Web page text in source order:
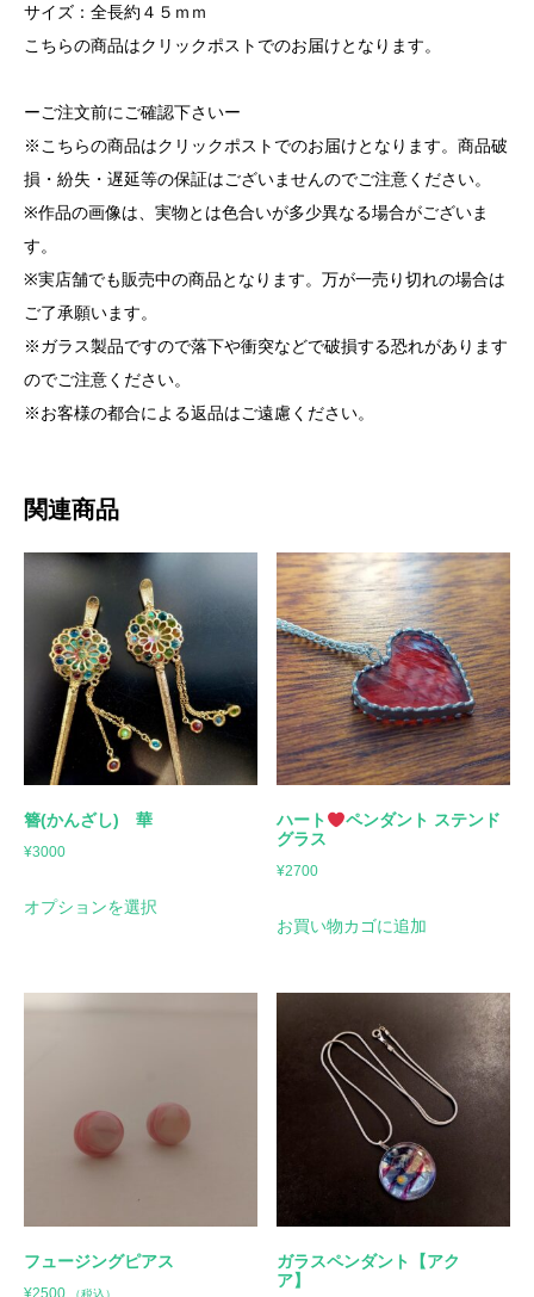
サイズ：全長約４５ｍｍ
こちらの商品はクリックポストでのお届けとなります。
ーご注文前にご確認下さいー
※こちらの商品はクリックポストでのお届けとなります。商品破
損・紛失・遅延等の保証はございませんのでご注意ください。
※作品の画像は、実物とは色合いが多少異なる場合がございま
す。
※実店舗でも販売中の商品となります。万が一売り切れの場合は
ご了承願います。
※ガラス製品ですので落下や衝突などで破損する恐れがあります
のでご注意ください。
※お客様の都合による返品はご遠慮ください。
関連商品
簪(かんざし) 華
¥3000
オプションを選択
ハート
ペンダント ステンド
グラス
¥2700
お買い物カゴに追加
フュージングピアス
¥2500 （税込）
ガラスペンダント【アク
ア】